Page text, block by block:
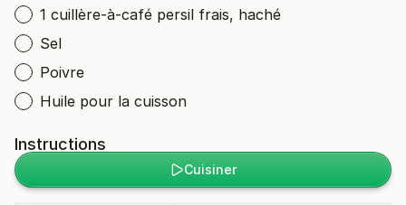
1 cuillère-à-café persil frais, haché
Sel
Poivre
Huile pour la cuisson
Instructions
Cuisiner